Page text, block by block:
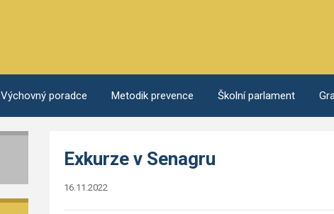
Výchovný poradce Metodik prevence Školní parlament
Exkurze v Senagru
16.11.2022